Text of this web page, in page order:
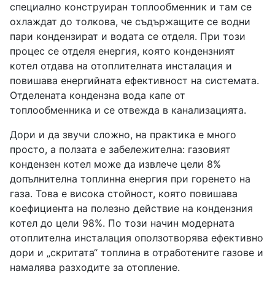
специално конструиран топлообменник и там се
охлаждат до толкова, че съдържащите се водни
пари кондензират и водата се отделя. При този
процес се отделя енергия, която кондензният
котел отдава на отоплителната инсталация и
повишава енергийната ефективност на системата.
Отделената кондензна вода капе от
топлообменника и се отвежда в канализацията.
Дори и да звучи сложно, на практика е много
просто, а ползата е забележителна: газовият
кондензен котел може да извлече цели 8%
допълнителна топлинна енергия при горенето на
газа. Това е висока стойност, която повишава
коефициента на полезно действие на кондензния
котел до цели 98%. По този начин модерната
отоплителна инсталация оползотворява ефективно
дори и „скритата“ топлина в отработените газове и
намалява разходите за отопление.